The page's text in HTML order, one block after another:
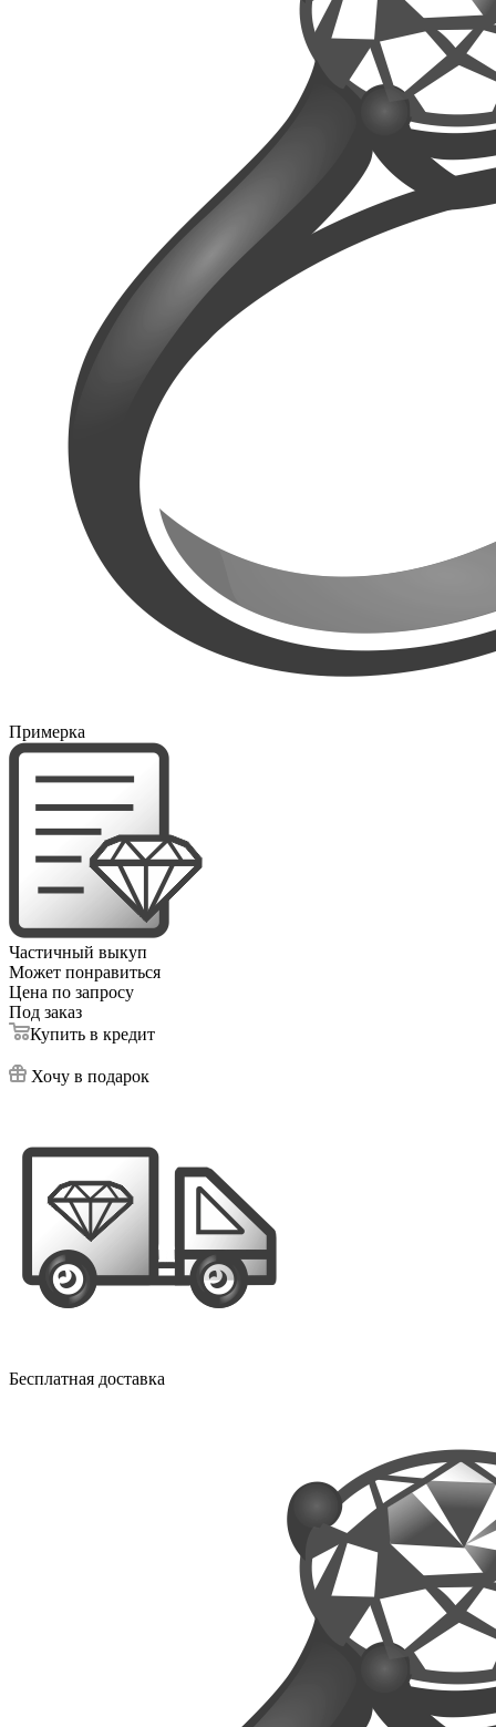
Примерка
Частичный выкуп
Может понравиться
Цена по запросу
Под заказ
Купить в кредит
Хочу в подарок
Бесплатная доставка